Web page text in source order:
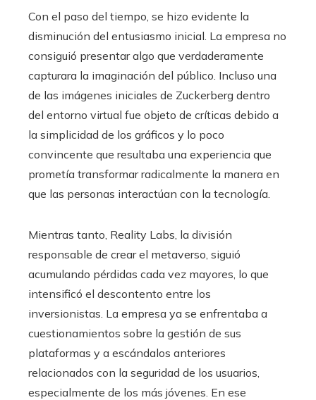
Con el paso del tiempo, se hizo evidente la
disminución del entusiasmo inicial. La empresa no
consiguió presentar algo que verdaderamente
capturara la imaginación del público. Incluso una
de las imágenes iniciales de Zuckerberg dentro
del entorno virtual fue objeto de críticas debido a
la simplicidad de los gráficos y lo poco
convincente que resultaba una experiencia que
prometía transformar radicalmente la manera en
que las personas interactúan con la tecnología.
Mientras tanto, Reality Labs, la división
responsable de crear el metaverso, siguió
acumulando pérdidas cada vez mayores, lo que
intensificó el descontento entre los
inversionistas. La empresa ya se enfrentaba a
cuestionamientos sobre la gestión de sus
plataformas y a escándalos anteriores
relacionados con la seguridad de los usuarios,
especialmente de los más jóvenes. En ese